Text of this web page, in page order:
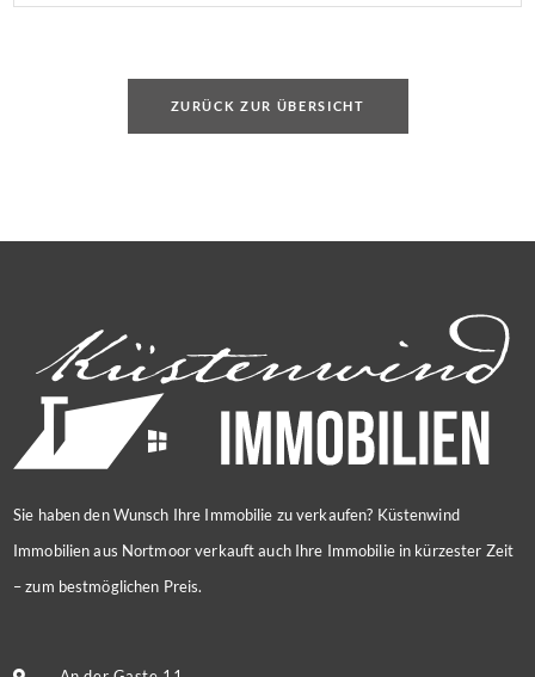
ZURÜCK ZUR ÜBERSICHT
Sie haben den Wunsch Ihre Immobilie zu verkaufen? Küstenwind
Immobilien aus Nortmoor verkauft auch Ihre Immobilie in kürzester Zeit
– zum bestmöglichen Preis.